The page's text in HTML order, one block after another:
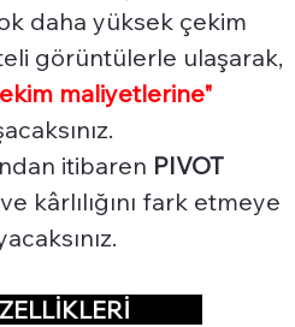
daha yüksek çekim
görüntülerle ulaşarak,
maliyetlerine"
itibaren PIVOT
kârlılığını fark etmeye